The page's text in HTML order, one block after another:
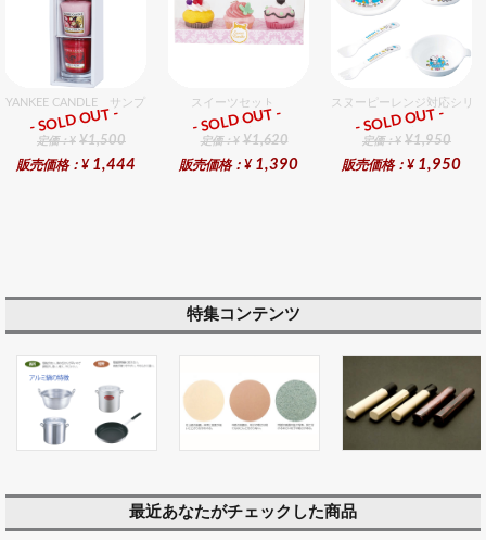
YANKEE CANDLE サンプラー3個・ホルダーセット フローラル
ギフト
定価：¥ ¥1,500
販売価格：¥ 1,444
- SOLD OUT -
スイーツセット
ギフト
定価：¥ ¥1,620
販売価格：¥ 1,390
- SOLD OUT -
スヌーピーレンジ対応シリ
ギフト
定価：¥ ¥1,950
販売価格：¥ 1,950
- SOLD OUT -
特集コンテンツ
最近あなたがチェックした商品